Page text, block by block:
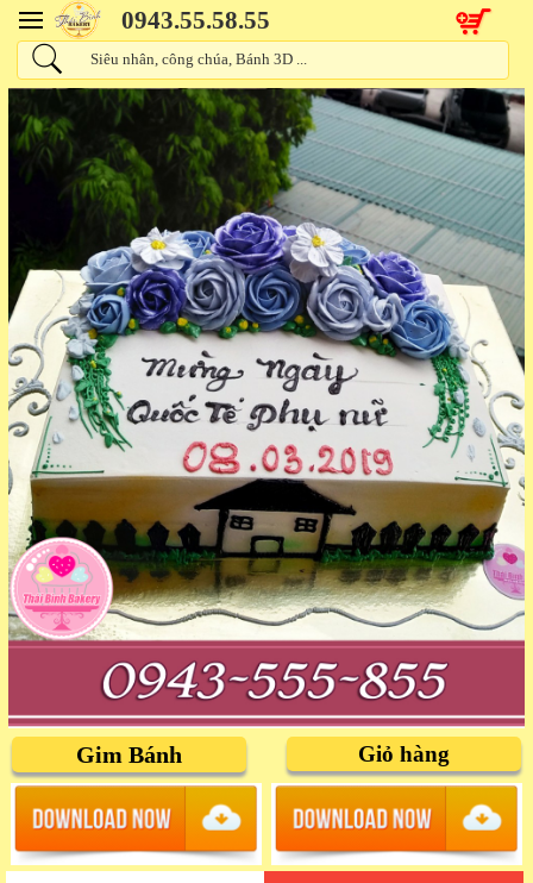
0943.55.58.55
Gim Bánh Giỏ hàng